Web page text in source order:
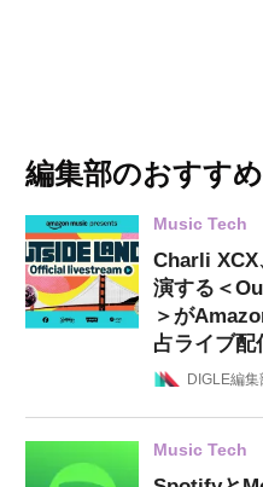
編集部のおすすめ
Music Tech
Charli
演する＜
＞が
占ライブ配
DIGLE編集
Music Tech